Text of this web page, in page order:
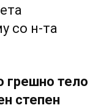
со н-та
грешно тело
степен